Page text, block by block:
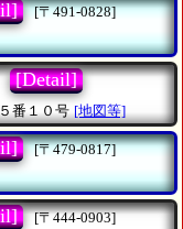
[〒491-0828]
[Detail]
番１０号 [地図等]
[〒479-0817]
[〒444-0903]